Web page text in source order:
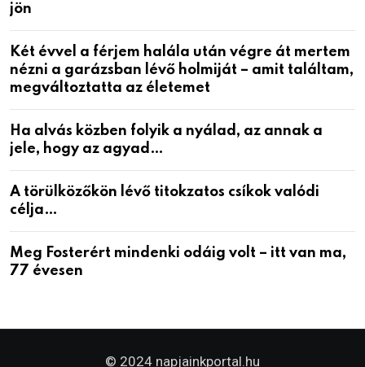
jön
Két évvel a férjem halála után végre át mertem
nézni a garázsban lévő holmiját – amit találtam,
megváltoztatta az életemet
Ha alvás közben folyik a nyálad, az annak a
jele, hogy az agyad…
A törülközőkön lévő titokzatos csíkok valódi
célja…
Meg Fosterért mindenki odáig volt – itt van ma,
77 évesen
© 2024 napjainkportal.hu